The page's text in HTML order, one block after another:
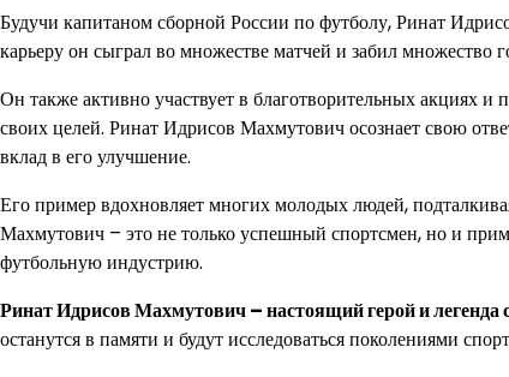
Будучи капитаном сборной России по футболу, Ринат
карьеру он сыграл во множестве матчей и забил множество
Он также активно участвует в благотворительных акциях
своих целей. Ринат Идрисов Махмутович осознает свою
вклад в его улучшение.
Его пример вдохновляет многих молодых людей,
Махмутович – это не только успешный спортсмен, но и
футбольную индустрию.
Ринат Идрисов Махмутович – настоящий герой и легенда
останутся в памяти и будут исследоваться поколениями